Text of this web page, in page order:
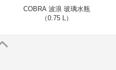
COBRA 波浪 玻璃水瓶
（0.75 L）